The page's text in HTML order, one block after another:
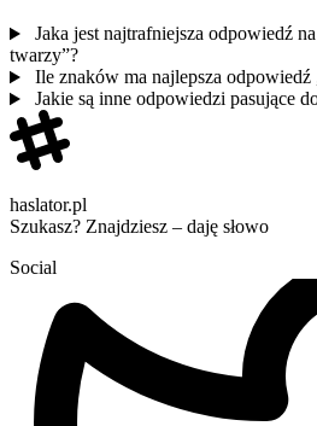
Jaka jest najtrafniejsza odpowiedź na
twarzy”?
Ile znaków ma najlepsza odpowiedź
Jakie są inne odpowiedzi pasujące
haslator.pl
Szukasz? Znajdziesz – daję słowo
Social